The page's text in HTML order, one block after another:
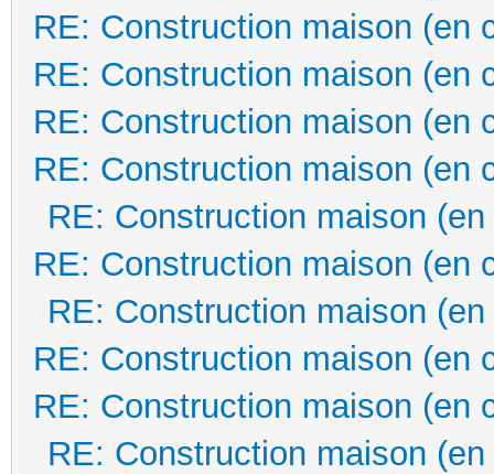
RE: Construction maison (en
RE: Construction maison (en
RE: Construction maison (en
RE: Construction maison (en
RE: Construction maison
RE: Construction maison (en
RE: Construction maison
RE: Construction maison (en
RE: Construction maison (en
RE: Construction maison